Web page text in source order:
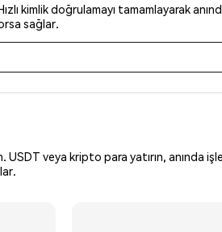
doğrulamayı tamamlayarak anında
sağlar.
USDT veya kripto para yatırın, anında